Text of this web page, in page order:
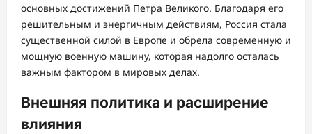
основных достижений Петра Великого. Благодаря его
решительным и энергичным действиям, Россия стала
существенной силой в Европе и обрела современную и
мощную военную машину, которая надолго осталась
важным фактором в мировых делах.
Внешняя политика и расширение
влияния